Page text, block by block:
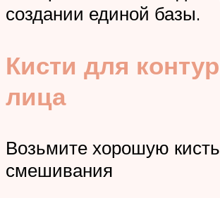
создании единой базы.
Кисти для
лица
Возьмите хорошую
смешивания